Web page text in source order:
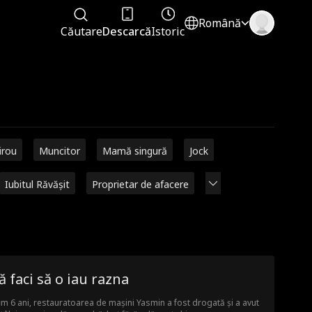
CăutareDescarcăIstoric
Română
Muncitor Mamă singură Jock
Iubitul Răvășit Proprietar de afacere
faci să o iau razna
6 ani, restauratoarea de mașini Yasmin a fost drogată și a avut